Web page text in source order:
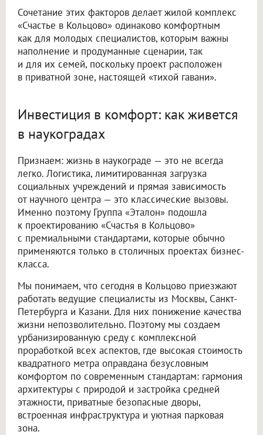
Сочетание этих факторов делает жилой комплекс
«Счастье в Кольцово» одинаково комфортным
как для молодых специалистов, которым важны
наполнение и продуманные сценарии, так
и для их семей, поскольку проект расположен
в приватной зоне, настоящей «тихой гавани».
Инвестиция в комфорт: как живется
в наукоградах
Признаем: жизнь в наукограде — это не всегда
легко. Логистика, лимитированная загрузка
социальных учреждений и прямая зависимость
от научного центра — это классические вызовы.
Именно поэтому Группа «Эталон» подошла
к проектированию «Счастья в Кольцово»
с премиальными стандартами, которые обычно
применяются только в столичных проектах бизнес-
класса.
Мы понимаем, что сегодня в Кольцово приезжают
работать ведущие специалисты из Москвы, Санкт-
Петербурга и Казани. Для них понижение качества
жизни непозволительно. Поэтому мы создаем
урбанизированную среду с комплексной
проработкой всех аспектов, где высокая стоимость
квадратного метра оправдана безусловным
комфортом по современным стандартам: гармония
архитектуры с природой и застройка средней
этажности, приватные безопасные дворы,
встроенная инфраструктура и уютная парковая
зона.